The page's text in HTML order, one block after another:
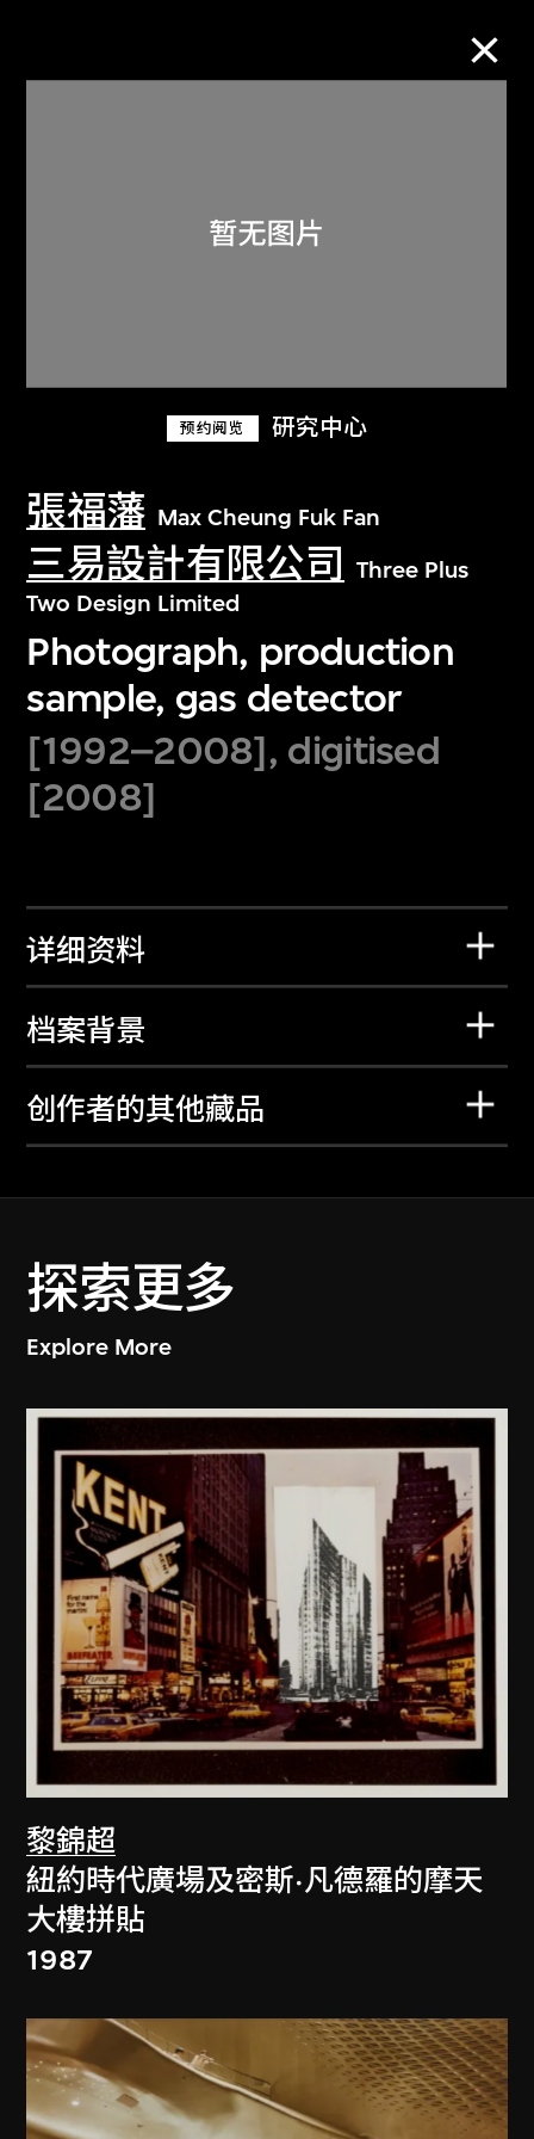
预约阅览 研究中心
張福藩 Max Cheung Fuk Fan
三易設計有限公司
Three Plus
Two Design Limited
Photograph, production
sample, gas detector
[1992–2008], digitised
[2008]
详细资料
档案背景
创作者的其他藏品
探索更多
Explore More
黎錦超
紐約時代廣場及密斯·凡德羅的摩天
大樓拼貼
1987
关于M+藏品
探索世界顶级的二十及二十一世纪视觉
文化藏品。